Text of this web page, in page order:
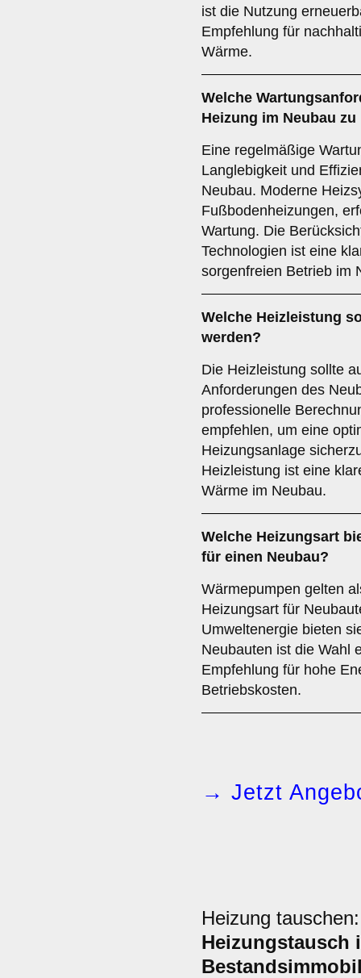
ist die Nutzung
Empfehlung für
Wärme.
Welche
Heizung im Neubau
Eine regelmäßige
Langlebigkeit und
Neubau. Moderne
Fußbodenheizungen,
Wartung. Die
Technologien ist eine
sorgenfreien Betrieb im
Welche Heizleistung
werden?
Die Heizleistung sollte
Anforderungen des
professionelle
empfehlen, um eine
Heizungsanlage
Heizleistung ist eine
Wärme im Neubau.
Welche Heizungsart
für einen Neubau?
Wärmepumpen gelten
Heizungsart für
Umweltenergie bieten
Neubauten ist die Wahl
Empfehlung für hohe
Betriebskosten.
→ Jetzt
Heizung
Heizungstausch